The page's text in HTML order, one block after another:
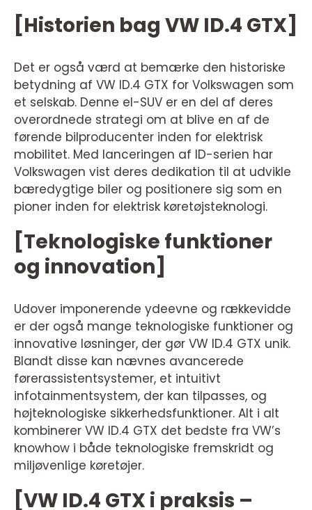
[Historien bag VW ID.4 GTX]
Det er også værd at bemærke den historiske
betydning af VW ID.4 GTX for Volkswagen som
et selskab. Denne el-SUV er en del af deres
overordnede strategi om at blive en af de
førende bilproducenter inden for elektrisk
mobilitet. Med lanceringen af ID-serien har
Volkswagen vist deres dedikation til at udvikle
bæredygtige biler og positionere sig som en
pioner inden for elektrisk køretøjsteknologi.
[Teknologiske funktioner
og innovation]
Udover imponerende ydeevne og rækkevidde
er der også mange teknologiske funktioner og
innovative løsninger, der gør VW ID.4 GTX unik.
Blandt disse kan nævnes avancerede
førerassistentsystemer, et intuitivt
infotainmentsystem, der kan tilpasses, og
højteknologiske sikkerhedsfunktioner. Alt i alt
kombinerer VW ID.4 GTX det bedste fra VW’s
knowhow i både teknologiske fremskridt og
miljøvenlige køretøjer.
[VW ID.4 GTX i praksis –